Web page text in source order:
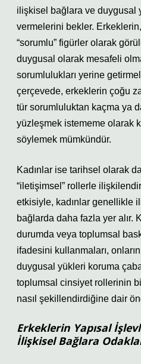
ilişkisel bağlara ve duygusal
vermelerini bekler.
“sorumlu” figürler olarak
duygusal olarak mesafeli
sorumlulukları yerine
çerçevede, erkeklerin çoğu
tür sorumluluktan kaçma ya
yüzleşmek istememe olarak
söylemek mümkündür.
Kadınlar ise tarihsel olarak
“iletişimsel” rollerle
etkisiyle, kadınlar genellikle
bağlarda daha fazla yer alır.
durumda veya toplumsal
ifadesini kullanmaları,
duygusal yükleri koruma
toplumsal cinsiyet rollerinin
nasıl şekillendirdiğine dair
Erkeklerin Yapısal
İlişkisel Bağlara